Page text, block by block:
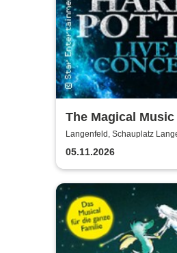
The Magical
Potter - Live in
Langenfeld, Schauplatz
05.11.2026